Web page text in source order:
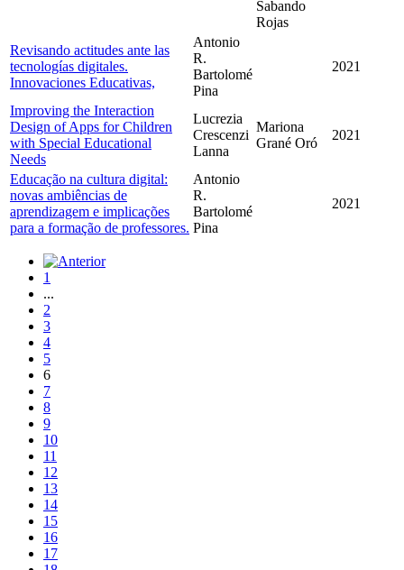
Sabando
Rojas
Revisando actitudes ante las
tecnologías digitales.
Innovaciones Educativas,
Antonio
R.
Bartolomé
Pina
2021
Improving the Interaction
Design of Apps for Children
with Special Educational
Needs
Lucrezia
Crescenzi
Lanna
Mariona
Grané Oró
2021
Educação na cultura digital:
novas ambiências de
aprendizagem e implicações
para a formação de professores.
Antonio
R.
Bartolomé
Pina
2021
1
...
2
3
4
5
6
7
8
9
10
11
12
13
14
15
16
17